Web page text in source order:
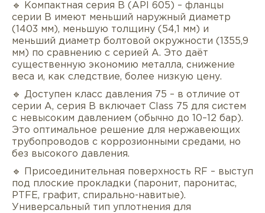
🔹 Компактная серия B (API 605) – фланцы
серии B имеют меньший наружный диаметр
(1403 мм), меньшую толщину (54,1 мм) и
меньший диаметр болтовой окружности (1355,9
мм) по сравнению с серией A. Это даёт
существенную экономию металла, снижение
веса и, как следствие, более низкую цену.
🔹 Доступен класс давления 75 – в отличие от
серии A, серия B включает Class 75 для систем
с невысоким давлением (обычно до 10–12 бар).
Это оптимальное решение для нержавеющих
трубопроводов с коррозионными средами, но
без высокого давления.
🔹 Присоединительная поверхность RF – выступ
под плоские прокладки (паронит, паронитас,
PTFE, графит, спирально-навитые).
Универсальный тип уплотнения для